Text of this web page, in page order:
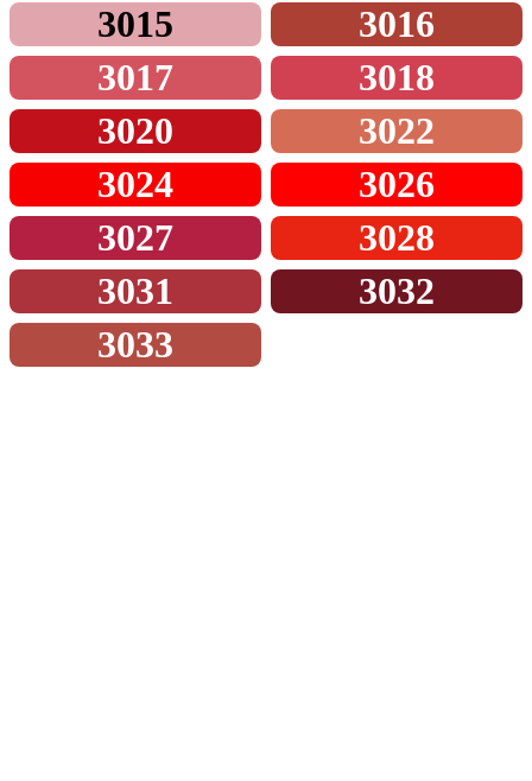
3015
3016
3017
3018
3020
3022
3024
3026
3027
3028
3031
3032
3033